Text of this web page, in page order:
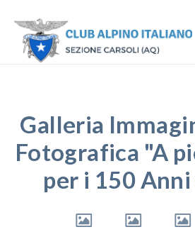
Galleria
Fotografica "A
per i 150